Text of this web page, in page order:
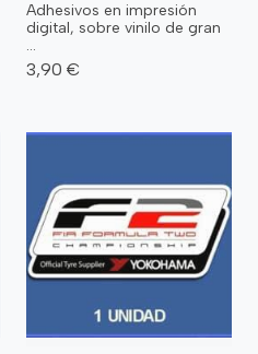
Adhesivos en impresión
digital, sobre vinilo de gran
...
3,90 €